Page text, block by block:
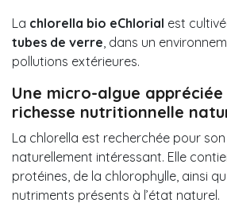
La chlorella bio eChlorial est
tubes de verre , dans un
pollutions extérieures.
Une micro-algue
richesse nutritionnelle
La chlorella est recherchée pour
naturellement intéressant. Elle
protéines, de la chlorophylle, ainsi
nutriments présents à l’état naturel.